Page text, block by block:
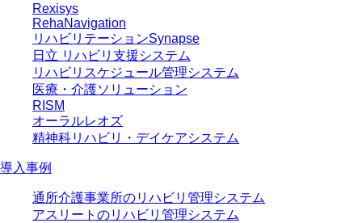
Rexisys
RehaNavigation
リハビリテーションSynapse
日立 リハビリ支援システム
リハビリスケジュール管理システム
医療・介護ソリューション
RISM
オーラルレオズ
精神科リハビリ・デイケアシステム
導入事例
通所介護事業所のリハビリ管理システム
アスリートのリハビリ管理システム